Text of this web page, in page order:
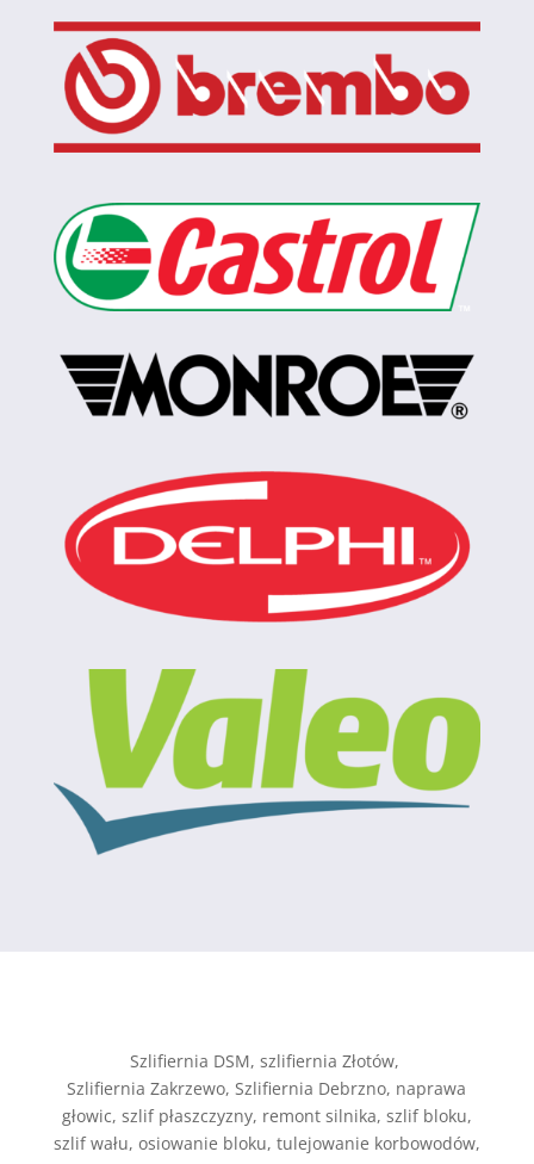
Szlifiernia DSM, szlifiernia Złotów,
Szlifiernia Zakrzewo, Szlifiernia Debrzno, naprawa
głowic, szlif płaszczyzny, remont silnika, szlif bloku,
szlif wału, osiowanie bloku, tulejowanie korbowodów,